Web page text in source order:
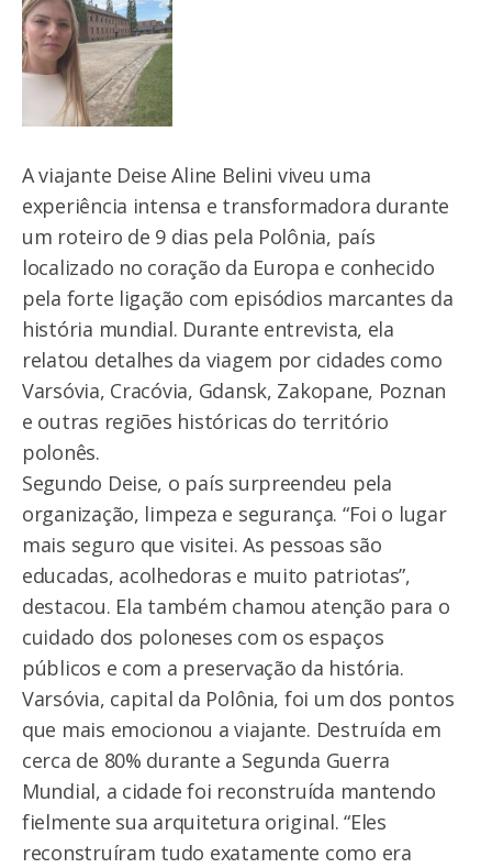
A viajante Deise Aline Belini viveu uma
experiência intensa e transformadora durante
um roteiro de 9 dias pela Polônia, país
localizado no coração da Europa e conhecido
pela forte ligação com episódios marcantes da
história mundial. Durante entrevista, ela
relatou detalhes da viagem por cidades como
Varsóvia, Cracóvia, Gdansk, Zakopane, Poznan
e outras regiões históricas do território
polonês.
Segundo Deise, o país surpreendeu pela
organização, limpeza e segurança. “Foi o lugar
mais seguro que visitei. As pessoas são
educadas, acolhedoras e muito patriotas”,
destacou. Ela também chamou atenção para o
cuidado dos poloneses com os espaços
públicos e com a preservação da história.
Varsóvia, capital da Polônia, foi um dos pontos
que mais emocionou a viajante. Destruída em
cerca de 80% durante a Segunda Guerra
Mundial, a cidade foi reconstruída mantendo
fielmente sua arquitetura original. “Eles
reconstruíram tudo exatamente como era